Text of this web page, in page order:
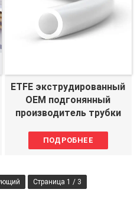
ETFE экструдированный
OEM подгонянный
производитель трубки
ПОДРОБНЕЕ
Страница 1 / 3